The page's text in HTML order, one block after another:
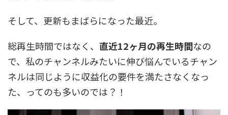
そして、更新もまばらになった最近。
総再生時間ではなく、 直近12ヶ月の再生時間なの
で、私のチャンネルみたいに伸び悩んでいるチャン
ネルは同じように収益化の要件を満たさなくなっ
た、ってのも多いのでは？！